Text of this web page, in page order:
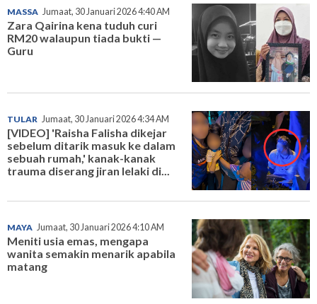
MASSA Jumaat, 30 Januari 2026 4:40 AM
Zara Qairina kena tuduh curi
RM20 walaupun tiada bukti —
Guru
TULAR Jumaat, 30 Januari 2026 4:34 AM
[VIDEO] 'Raisha Falisha dikejar
sebelum ditarik masuk ke dalam
sebuah rumah,' kanak-kanak
trauma diserang jiran lelaki di...
MAYA Jumaat, 30 Januari 2026 4:10 AM
Meniti usia emas, mengapa
wanita semakin menarik apabila
matang